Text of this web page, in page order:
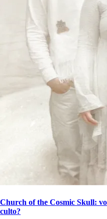
Church of the Cosmic Skull:
culto?